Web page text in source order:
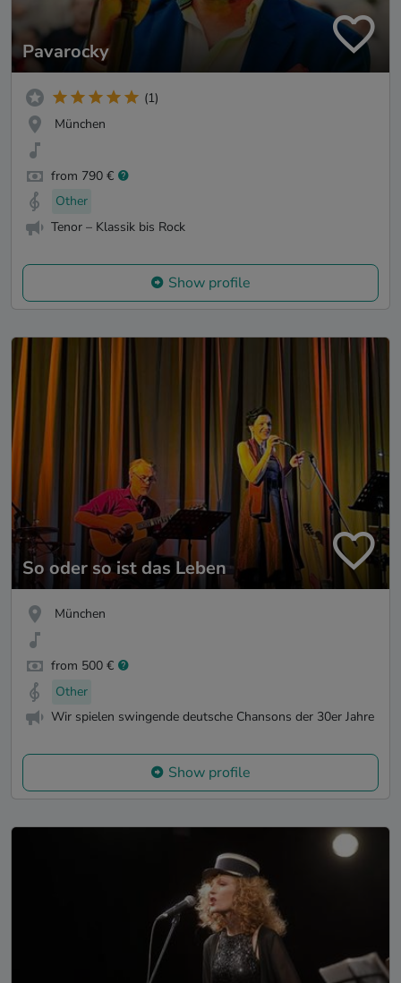
Pavarocky
(1)
München
from 790 €
Other
Tenor – Klassik bis Rock
Show profile
So oder so ist das Leben
München
from 500 €
Other
Wir spielen swingende deutsche Chansons der 30er Jahre
Show profile